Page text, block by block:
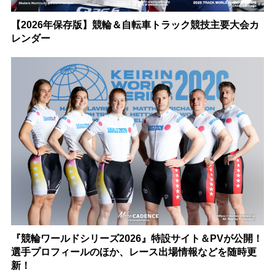
【2026年保存版】競輪＆自転車トラック競技主要大会カ
レンダー
『競輪ワールドシリーズ2026』特設サイト＆PVが公開！
選手プロフィールのほか、レース出場情報などを随時更
新！